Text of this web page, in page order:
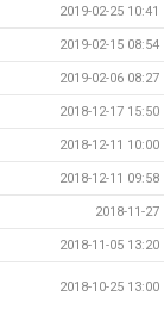
2019-02-25 10:41
2019-02-15 08:54
2019-02-06 08:27
2018-12-17 15:50
2018-12-11 10:00
2018-12-11 09:58
2018-11-27
2018-11-05 13:20
2018-10-25 13:00